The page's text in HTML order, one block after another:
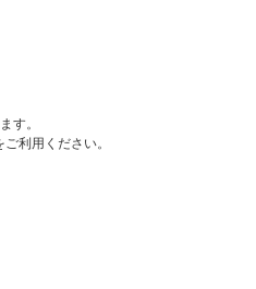
す。
利用ください。